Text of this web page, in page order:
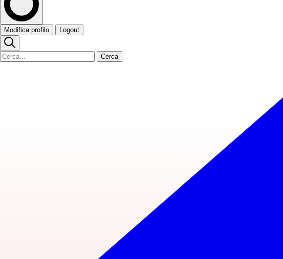
Modifica profilo Logout
Cerca